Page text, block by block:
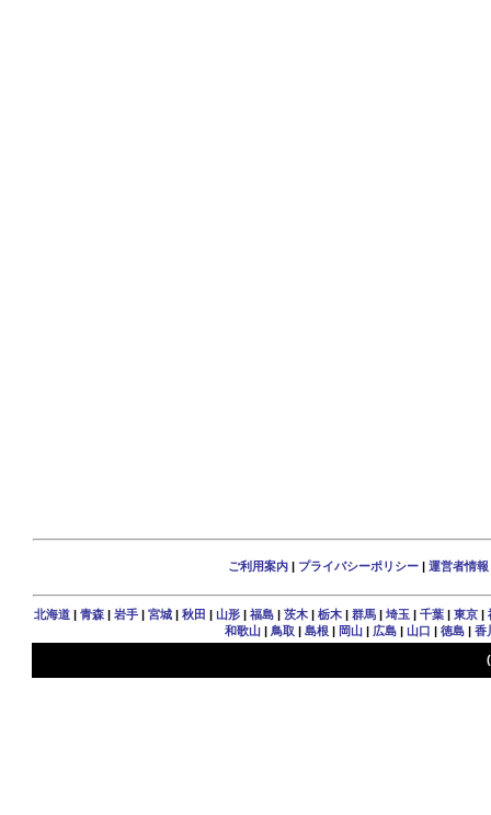
ご利用案内 | プライバシーポリシー | 運営者情報
北海道 | 青森 | 岩手 | 宮城 | 秋田 | 山形 | 福島 | 茨木 | 栃木 | 群馬 | 埼玉 | 千葉 | 東京 |
和歌山| 鳥取 | 島根| 岡山| 広島| 山口 | 徳島| 香